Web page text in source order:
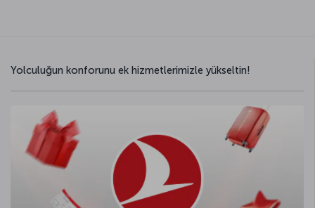
Yolculuğun konforunu ek hizmetlerimizle yükseltin!